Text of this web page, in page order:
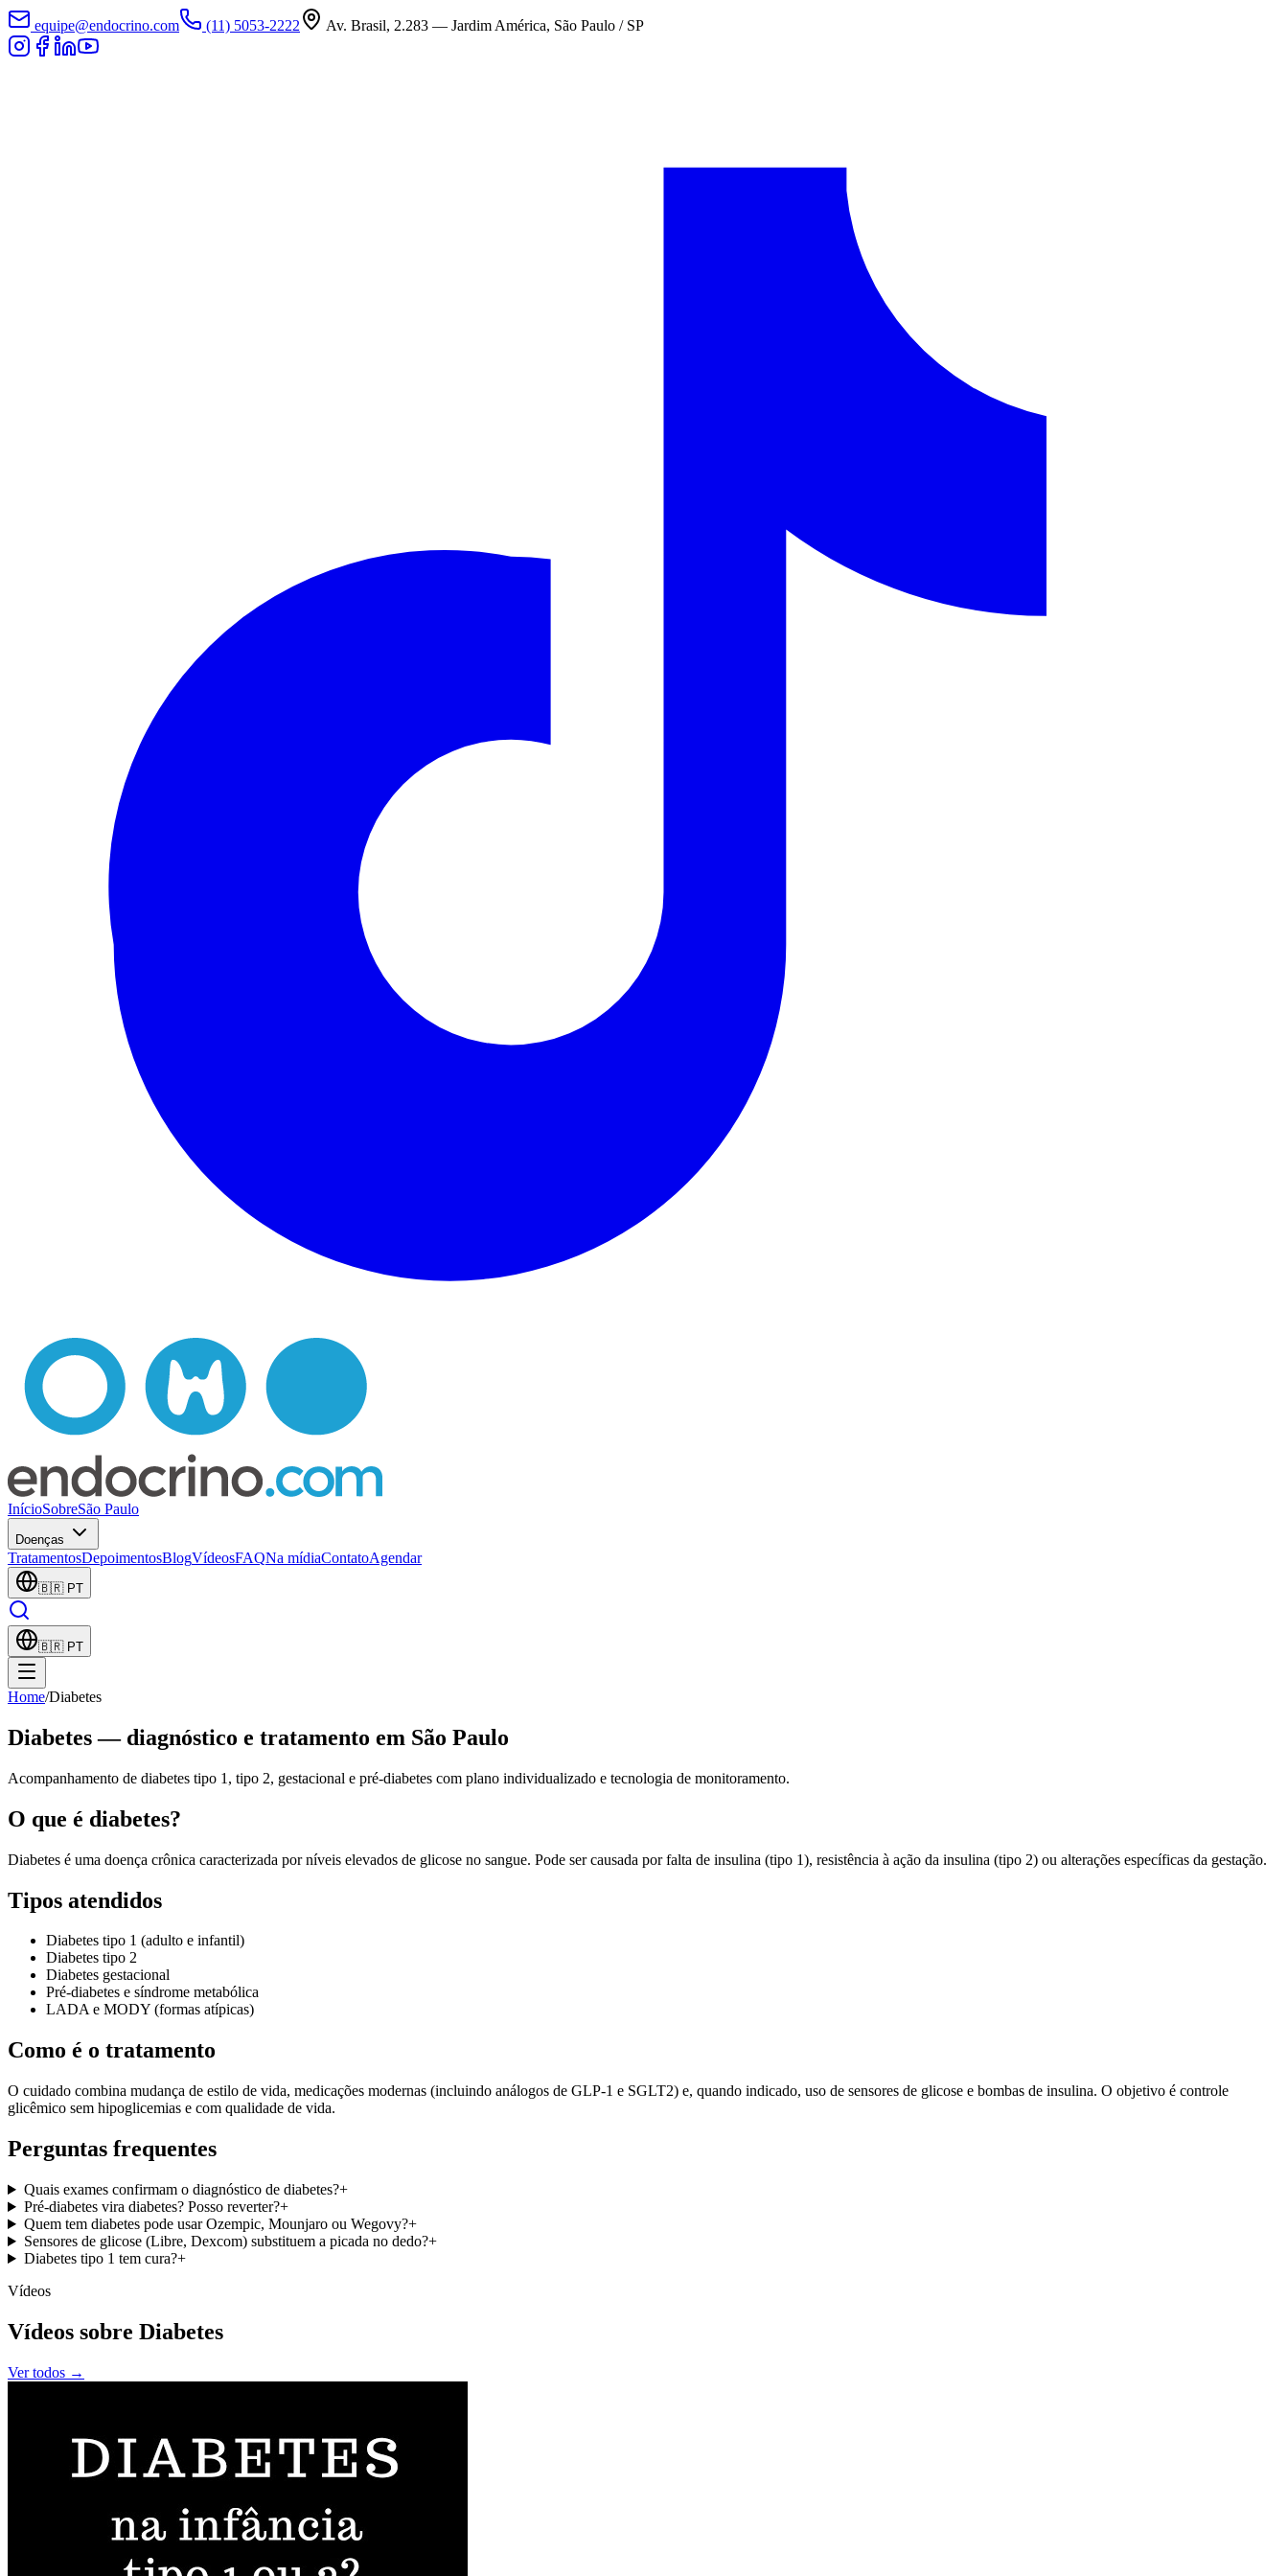
equipe@endocrino.com (11) 5053-2222 Av. Brasil, 2.283 — Jardim América, São Paulo / SP
InícioSobreSão Paulo
Doenças
TratamentosDepoimentosBlogVídeosFAQNa mídiaContatoAgendar
🇧🇷 PT
🇧🇷 PT
Home/Diabetes
Diabetes — diagnóstico e tratamento em São Paulo
Acompanhamento de diabetes tipo 1, tipo 2, gestacional e pré-diabetes com plano individualizado e tecnologia de monitoramento.
O que é diabetes?
Diabetes é uma doença crônica caracterizada por níveis elevados de glicose no sangue. Pode ser causada por falta de insulina (tipo 1), resistência à ação da insulina (tipo 2) ou alterações específicas da gestação.
Tipos atendidos
Diabetes tipo 1 (adulto e infantil)
Diabetes tipo 2
Diabetes gestacional
Pré-diabetes e síndrome metabólica
LADA e MODY (formas atípicas)
Como é o tratamento
O cuidado combina mudança de estilo de vida, medicações modernas (incluindo análogos de GLP-1 e SGLT2) e, quando indicado, uso de sensores de glicose e bombas de insulina. O objetivo é controle
glicêmico sem hipoglicemias e com qualidade de vida.
Perguntas frequentes
Quais exames confirmam o diagnóstico de diabetes?+
Pré-diabetes vira diabetes? Posso reverter?+
Quem tem diabetes pode usar Ozempic, Mounjaro ou Wegovy?+
Sensores de glicose (Libre, Dexcom) substituem a picada no dedo?+
Diabetes tipo 1 tem cura?+
Vídeos
Vídeos sobre Diabetes
Ver todos →